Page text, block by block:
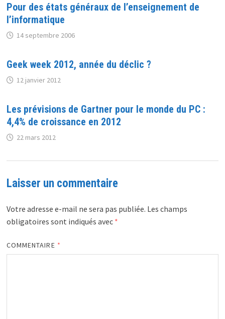
Pour des états généraux de l’enseignement de
l’informatique
14 septembre 2006
Geek week 2012, année du déclic ?
12 janvier 2012
Les prévisions de Gartner pour le monde du PC :
4,4% de croissance en 2012
22 mars 2012
Laisser un commentaire
Votre adresse e-mail ne sera pas publiée. Les champs
obligatoires sont indiqués avec *
COMMENTAIRE *